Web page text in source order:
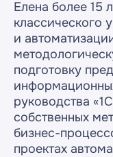
Елена более 15
классического
и
подготовку
руководства
собственных
бизнес-
проектах